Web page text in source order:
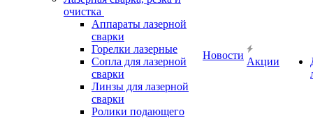
очистка
Аппараты лазерной
сварки
Горелки лазерные
Сопла для лазерной
сварки
Линзы для лазерной
сварки
Ролики подающего
Новости
Акции